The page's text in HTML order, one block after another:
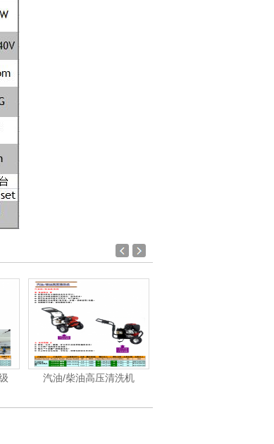
汽油/柴油高压清洗机